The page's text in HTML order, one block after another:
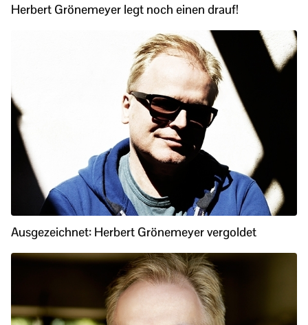
Herbert Grönemeyer legt noch einen drauf!
Ausgezeichnet: Herbert Grönemeyer vergoldet